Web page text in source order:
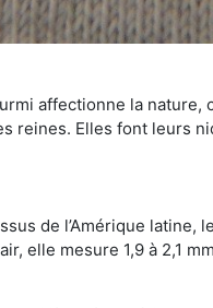
affectionne la
reines. Elles font leurs
de l’Amérique
elle mesure 1,9 à 2,1